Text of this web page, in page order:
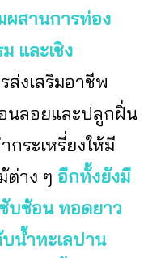
สานการท่อง
และเชิง
ส่งเสริมอาชีพ
นลอยและปลูกฝิ่น
ระเหรี่ยงให้มี
ต่าง ๆ อีกทั้งยังมี
บซ้อน ทอดยาว
น้ำทะเลปาน